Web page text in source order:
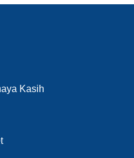
Kasih